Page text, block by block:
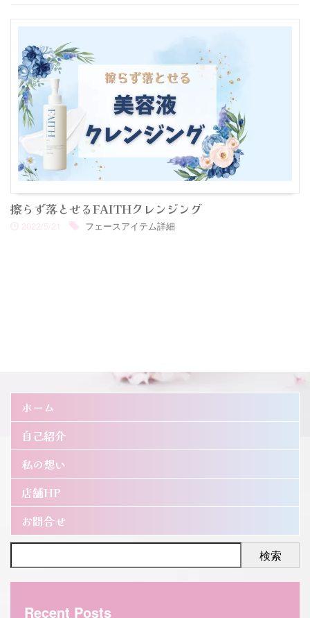
擦らず落とせるFAITHクレンジング
2022/5/21 フェースアイテム詳細
ホーム
自己紹介
私の想い
店舗HP
お問合せ
検索
Recent Posts